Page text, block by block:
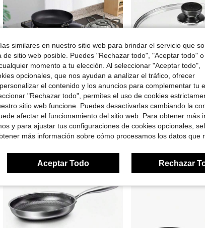
Ahorro de $19.29
Local -50% Cubierta protectora para estufa de gas de acero inoxidable con soporte, color plateado
$19.21
Local -46% Tapa de olla de vidrio templado, tapa de plancha de 78 pulgadas con
$6.91
similares en nuestro sitio web para brindar el servicio que
sitio web posible. Puedes "Rechazar todo", "Aceptar todo"
momento a tu elección. Al seleccionar "Aceptar todo",
opcionales, que nos ayudan a analizar el tráfico, ofrecer
el contenido y los anuncios para complementar tu
"Rechazar todo", permites el uso de cookies
sitio web funcione. Puedes desactivarlas cambiando la
afectar el funcionamiento del sitio web. Para obtener más
y para ajustar tus configuraciones de cookies opcionales,
más información sobre cómo procesamos los datos que
Aceptar Todo Rechazar